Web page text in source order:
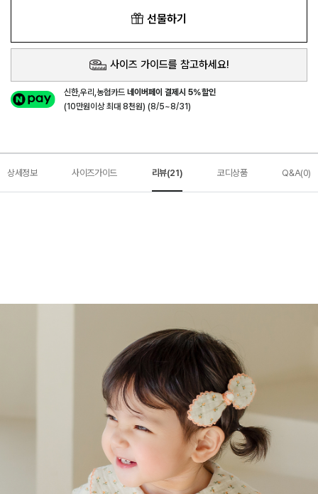
선물하기
사이즈 가이드를 참고하세요!
신한,우리,농협카드네이버페이 결제시 5%할인
(10만원이상 최대 8천원) (8/5~8/31)
상세정보 사이즈가이드 리뷰(21) 코디상품 Q&A(0)